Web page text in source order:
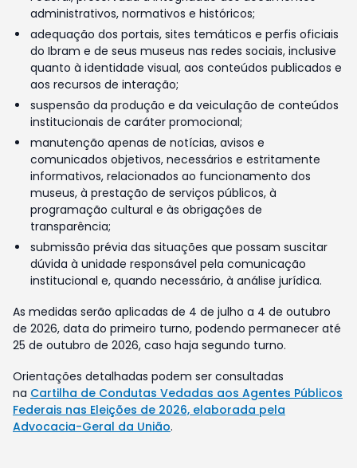
administrativos, normativos e históricos;
adequação dos portais, sites temáticos e perfis oficiais
do Ibram e de seus museus nas redes sociais, inclusive
quanto à identidade visual, aos conteúdos publicados e
aos recursos de interação;
suspensão da produção e da veiculação de conteúdos
institucionais de caráter promocional;
manutenção apenas de notícias, avisos e
comunicados objetivos, necessários e estritamente
informativos, relacionados ao funcionamento dos
museus, à prestação de serviços públicos, à
programação cultural e às obrigações de
transparência;
submissão prévia das situações que possam suscitar
dúvida à unidade responsável pela comunicação
institucional e, quando necessário, à análise jurídica.
As medidas serão aplicadas de 4 de julho a 4 de outubro
de 2026, data do primeiro turno, podendo permanecer até
25 de outubro de 2026, caso haja segundo turno.
Orientações detalhadas podem ser consultadas
na Cartilha de Condutas Vedadas aos Agentes Públicos
Federais nas Eleições de 2026, elaborada pela
Advocacia-Geral da União.